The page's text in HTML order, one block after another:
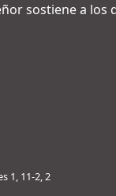
sostiene a los
1, 11-2, 2